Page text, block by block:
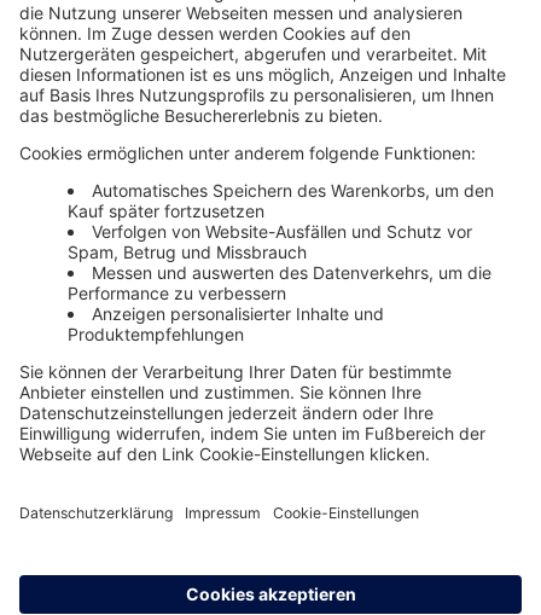
Themenwelten und Produktschulungen
Haufe Group
Impressum AGBDatenschutzCookie-Einstellungen verwalten